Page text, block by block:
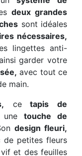
deux grandes
sont idéales
nécessaires,
lingettes anti-
garder votre
avec tout ce
main.
cetapis de
une touche de
design fleuri,
de petites fleurs
et des feuilles